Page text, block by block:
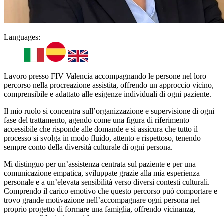
Languages:
Lavoro presso FIV Valencia accompagnando le persone nel loro
percorso nella procreazione assistita, offrendo un approccio vicino,
comprensibile e adattato alle esigenze individuali di ogni paziente.
Il mio ruolo si concentra sull’organizzazione e supervisione di ogni
fase del trattamento, agendo come una figura di riferimento
accessibile che risponde alle domande e si assicura che tutto il
processo si svolga in modo fluido, attento e rispettoso, tenendo
sempre conto della diversità culturale di ogni persona.
Mi distinguo per un’assistenza centrata sul paziente e per una
comunicazione empatica, sviluppate grazie alla mia esperienza
personale e a un’elevata sensibilità verso diversi contesti culturali.
Comprendo il carico emotivo che questo percorso può comportare e
trovo grande motivazione nell’accompagnare ogni persona nel
proprio progetto di formare una famiglia, offrendo vicinanza,